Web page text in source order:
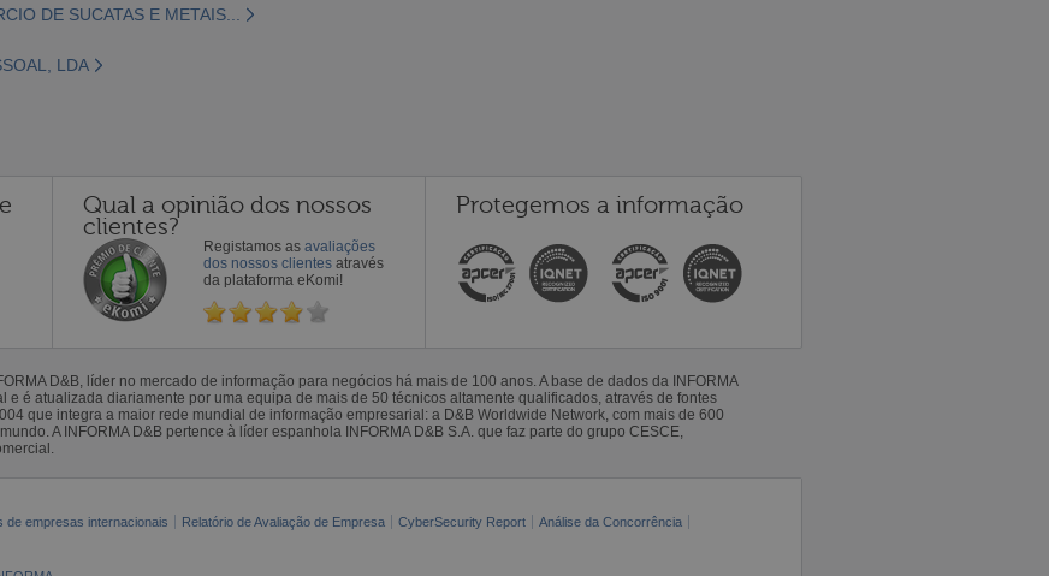
DE SUCATAS E METAIS...
LDA
Qual a opinião dos nossos
clientes?
Registamos as avaliações
dos nossos clientes através
da plataforma eKomi!
Protegemos a informação
D&B, líder no mercado de informação para negócios há mais de 100 anos. A base de dados da INFORMA
e é atualizada diariamente por uma equipa de mais de 50 técnicos altamente qualificados, através de fontes
que integra a maior rede mundial de informação empresarial: a D&B Worldwide Network, com mais de 600
A INFORMA D&B pertence à líder espanhola INFORMA D&B S.A. que faz parte do grupo CESCE,
de empresas internacionais Relatório de Avaliação de Empresa CyberSecurity Report
Análise da Concorrência